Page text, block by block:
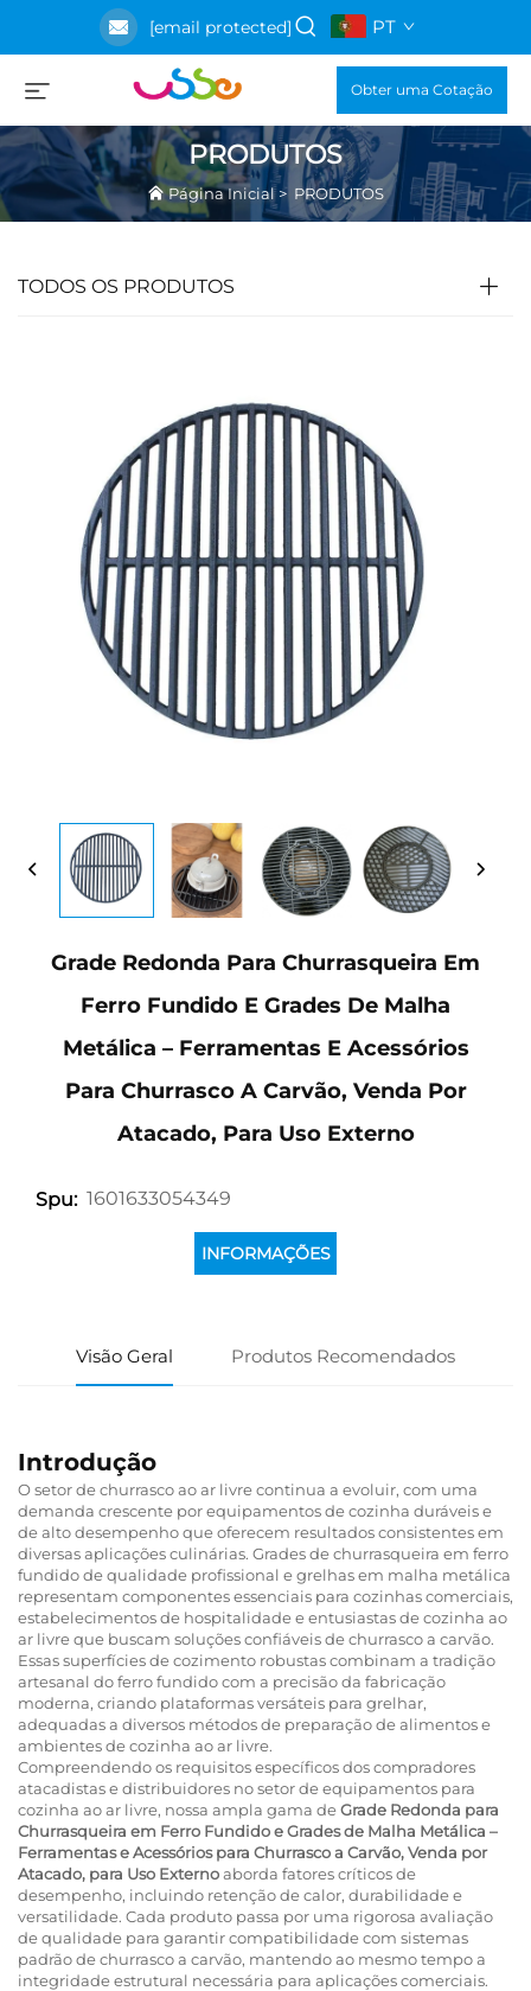
[email protected] PT
Obter uma Cotação
PRODUTOS
Página Inicial> PRODUTOS
TODOS OS PRODUTOS
Grade Redonda Para Churrasqueira Em
Ferro Fundido E Grades De Malha
Metálica – Ferramentas E Acessórios
Para Churrasco A Carvão, Venda Por
Atacado, Para Uso Externo
Spu: 1601633054349
INFORMAÇÕES
Visão Geral Produtos Recomendados
Introdução
O setor de churrasco ao ar livre continua a evoluir, com uma
demanda crescente por equipamentos de cozinha duráveis e
de alto desempenho que oferecem resultados consistentes em
diversas aplicações culinárias. Grades de churrasqueira em ferro
fundido de qualidade profissional e grelhas em malha metálica
representam componentes essenciais para cozinhas comerciais,
estabelecimentos de hospitalidade e entusiastas de cozinha ao
ar livre que buscam soluções confiáveis de churrasco a carvão.
Essas superfícies de cozimento robustas combinam a tradição
artesanal do ferro fundido com a precisão da fabricação
moderna, criando plataformas versáteis para grelhar,
adequadas a diversos métodos de preparação de alimentos e
ambientes de cozinha ao ar livre.
Compreendendo os requisitos específicos dos compradores
atacadistas e distribuidores no setor de equipamentos para
cozinha ao ar livre, nossa ampla gama deGrade Redonda para
Churrasqueira em Ferro Fundido e Grades de Malha Metálica –
Ferramentas e Acessórios para Churrasco a Carvão, Venda por
Atacado, para Uso Externoaborda fatores críticos de
desempenho, incluindo retenção de calor, durabilidade e
versatilidade. Cada produto passa por uma rigorosa avaliação
de qualidade para garantir compatibilidade com sistemas
padrão de churrasco a carvão, mantendo ao mesmo tempo a
integridade estrutural necessária para aplicações comerciais.